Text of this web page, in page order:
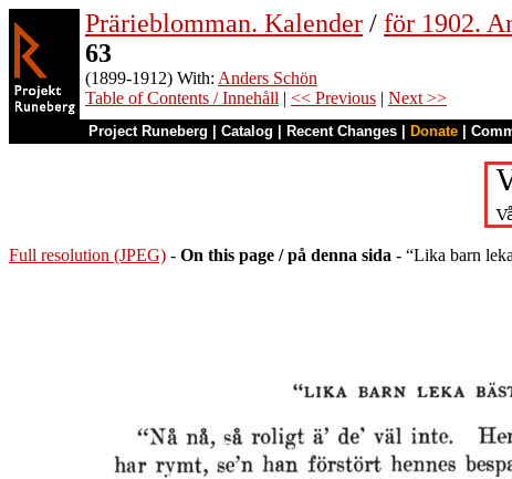
Prärieblomman. Kalender / för 1902.
63
(1899-1912) With: Anders Schön
Table of Contents / Innehåll | << Previous | Next >>
Project Runeberg Catalog Recent Changes Donate
Full resolution (JPEG) - On this page / på denna sida - “Lika barn